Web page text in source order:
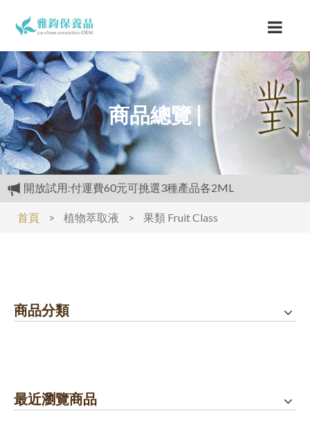
商品總覽 |
開放試用:付運費60元可挑選3種產品各2ML
滿3000元再送精美好禮
購物禮:送夏日涼感劑100cc.只能噴衣服.不要噴皮膚
首頁 > 植物萃取液 > 果類 Fruit Class
商品分類
最近瀏覽商品